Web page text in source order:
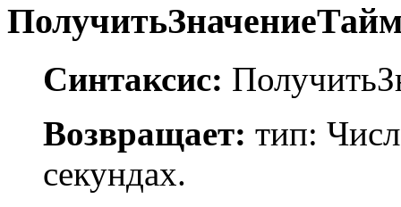
Синтаксис:
Возвращает: тип:
секундах.